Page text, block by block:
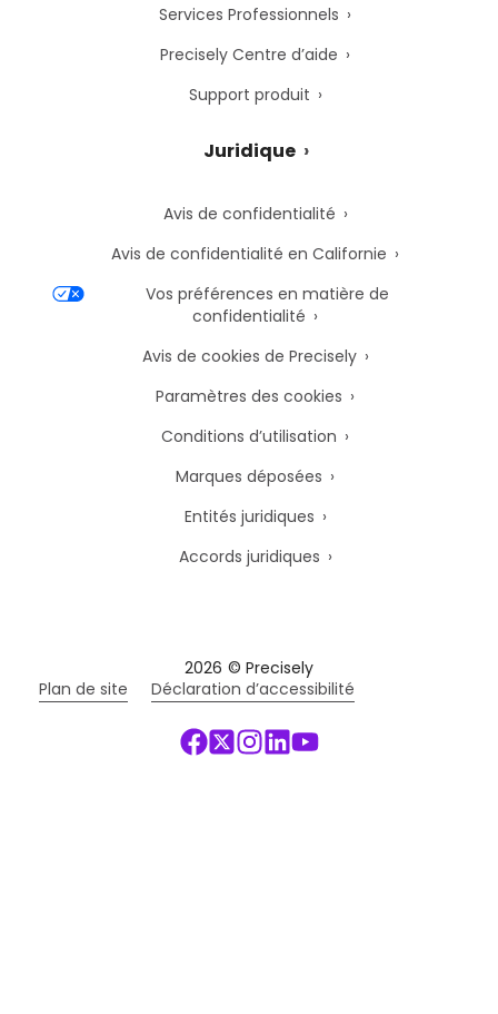
Services Professionnels
Precisely Centre d’aide
Support produit
Juridique
Avis de confidentialité
Avis de confidentialité en Californie
Vos préférences en matière de
confidentialité
Avis de cookies de Precisely
Paramètres des cookies
Conditions d’utilisation
Marques déposées
Entités juridiques
Accords juridiques
2026 © Precisely
Plan de site
Déclaration d’accessibilité